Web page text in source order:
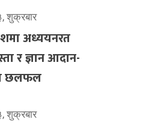
शुक्रबार
अध्ययनरत
र ज्ञान आदान-
छलफल
शुक्रबार